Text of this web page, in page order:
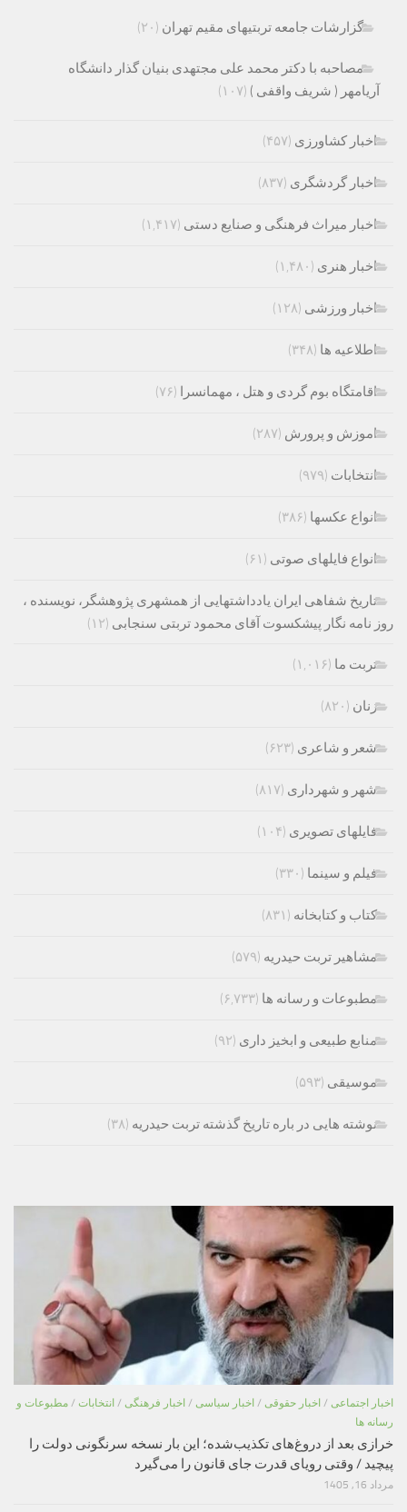
گزارشات جامعه تربتیهای مقیم تهران (۲۰)
مصاحبه با دکتر محمد علی مجتهدی بنیان گذار دانشگاه
آریامهر ( شریف واقفی ) (۱۰۷)
اخبار کشاورزی (۴۵۷)
اخبار گردشگری (۸۳۷)
اخبار میراث فرهنگی و صنایع دستی (۱,۴۱۷)
اخبار هنری (۱,۴۸۰)
اخبار ورزشی (۱۲۸)
اطلاعیه ها (۳۴۸)
اقامتگاه بوم گردی و هتل ، مهمانسرا (۷۶)
اموزش و پرورش (۲۸۷)
انتخابات (۹۷۹)
انواع عکسها (۳۸۶)
انواع فایلهای صوتی (۶۱)
تاریخ شفاهی ایران یادداشتهایی از همشهری پژوهشگر، نویسنده ،
روز نامه نگار پیشکسوت آقای محمود تربتی سنجابی (۱۲)
تربت ما (۱,۰۱۶)
زنان (۸۲۰)
شعر و شاعری (۶۲۳)
شهر و شهرداری (۸۱۷)
فایلهای تصویری (۱۰۴)
فیلم و سینما (۳۳۰)
کتاب و کتابخانه (۸۳۱)
مشاهیر تربت حیدریه (۵۷۹)
مطبوعات و رسانه ها (۶,۷۳۳)
منابع طبیعی و ابخیز داری (۹۲)
موسیقی (۵۹۳)
نوشته هایی در باره تاریخ گذشته تربت حیدریه (۳۸)
اخبار اجتماعی / اخبار حقوقی / اخبار سیاسی / اخبار فرهنگی / انتخابات / مطبوعات و
رسانه ها
خرازی بعد از دروغ‌های تکذیب‌شده؛ این بار نسخه سرنگونی دولت را
پیچید / وقتی رویای قدرت جای قانون را می‌گیرد
مرداد 16, 1405